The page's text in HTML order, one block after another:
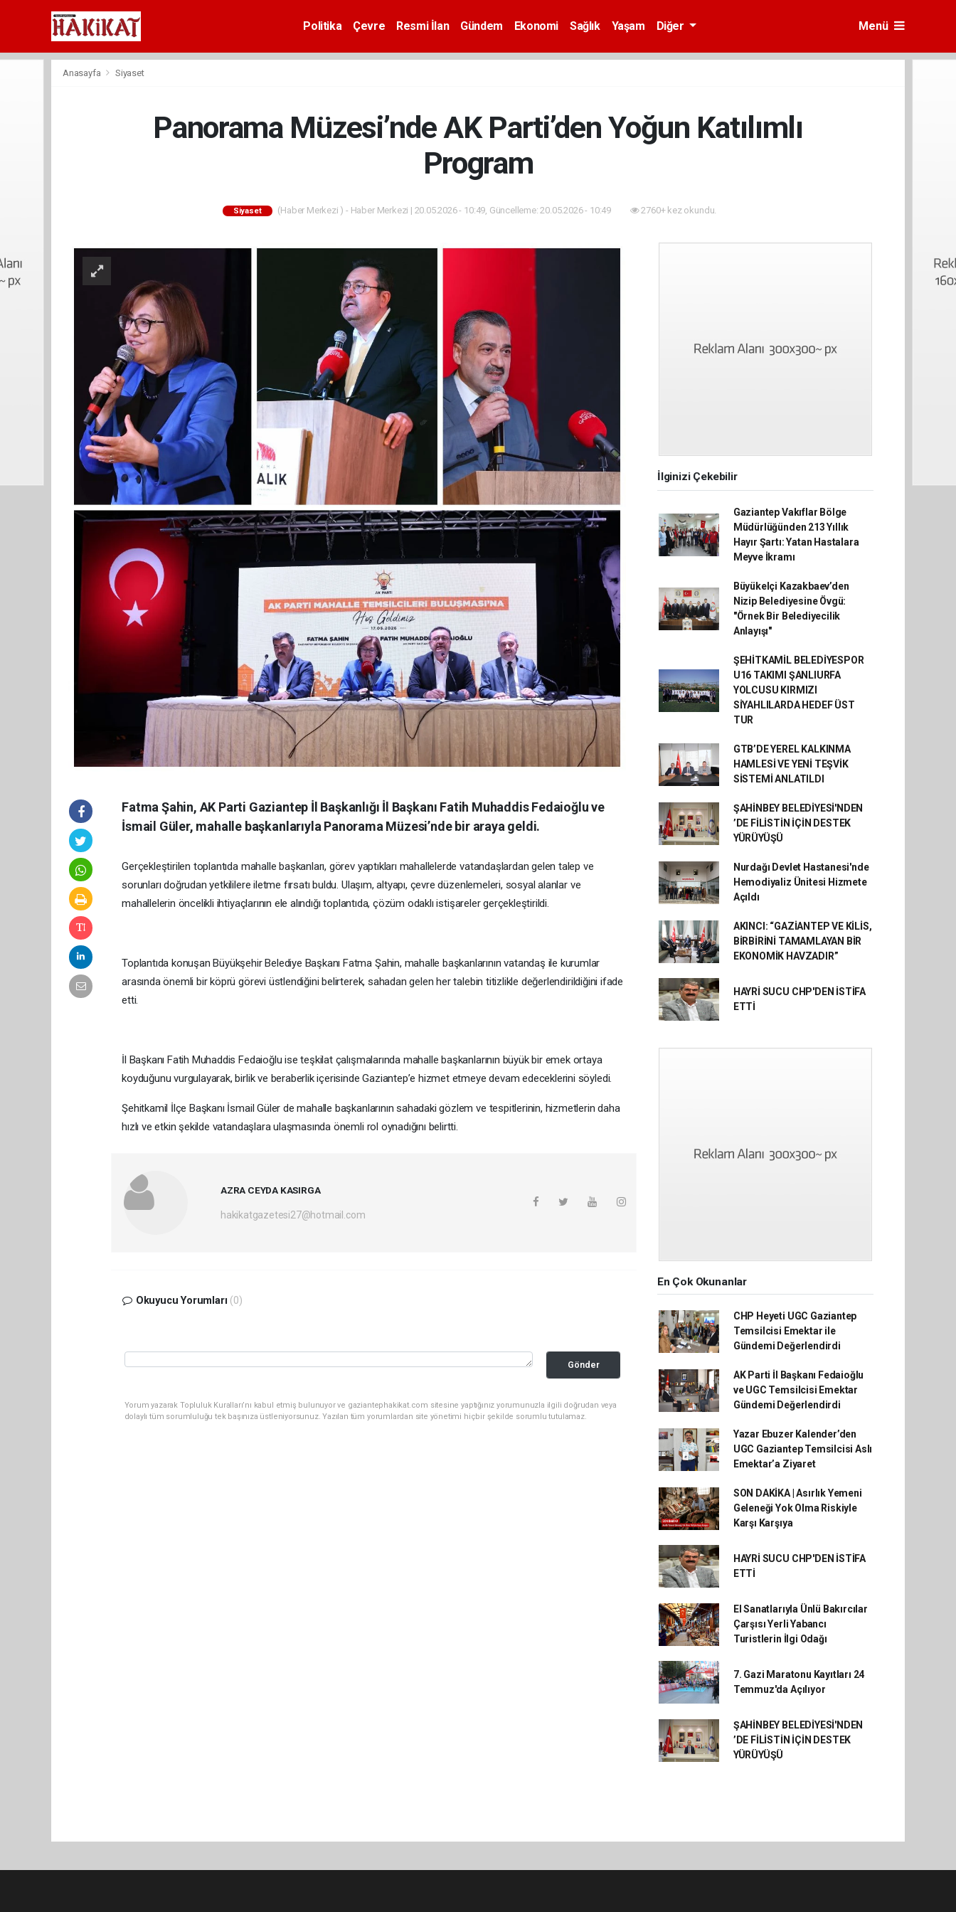
Politika Çevre Resmi İlan Gündem Ekonomi Sağlık Yaşam Diğer Menü
Anasayfa Siyaset
Panorama Müzesi’nde AK Parti’den Yoğun Katılımlı
Program
Siyaset (Haber Merkezi ) - Haber Merkezi | 20.05.2026 - 10:49, Güncelleme: 20.05.2026 - 10:49 2760+ kez okundu.
Fatma Şahin, AK Parti Gaziantep İl Başkanlığı İl Başkanı Fatih Muhaddis Fedaioğlu ve
İsmail Güler, mahalle başkanlarıyla Panorama Müzesi’nde bir araya geldi.
Gerçekleştirilen toplantıda mahalle başkanları, görev yaptıkları mahallelerde vatandaşlardan gelen talep ve
sorunları doğrudan yetkililere iletme fırsatı buldu. Ulaşım, altyapı, çevre düzenlemeleri, sosyal alanlar ve
mahallelerin öncelikli ihtiyaçlarının ele alındığı toplantıda, çözüm odaklı istişareler gerçekleştirildi.
Toplantıda konuşan Büyükşehir Belediye Başkanı Fatma Şahin, mahalle başkanlarının vatandaş ile kurumlar
arasında önemli bir köprü görevi üstlendiğini belirterek, sahadan gelen her talebin titizlikle değerlendirildiğini ifade
etti.
İl Başkanı Fatih Muhaddis Fedaioğlu ise teşkilat çalışmalarında mahalle başkanlarının büyük bir emek ortaya
koyduğunu vurgulayarak, birlik ve beraberlik içerisinde Gaziantep’e hizmet etmeye devam edeceklerini söyledi.
Şehitkamil İlçe Başkanı İsmail Güler de mahalle başkanlarının sahadaki gözlem ve tespitlerinin, hizmetlerin daha
hızlı ve etkin şekilde vatandaşlara ulaşmasında önemli rol oynadığını belirtti.
AZRA CEYDA KASIRGA
hakikatgazetesi27@hotmail.com
Okuyucu Yorumları (0)
Gönder
Yorum yazarak Topluluk Kuralları’nı kabul etmiş bulunuyor ve gaziantephakikat.com sitesine yaptığınız yorumunuzla ilgili doğrudan veya
dolaylı tüm sorumluluğu tek başınıza üstleniyorsunuz. Yazılan tüm yorumlardan site yönetimi hiçbir şekilde sorumlu tutulamaz.
İlginizi Çekebilir
Gaziantep Vakıflar Bölge
Müdürlüğünden 213 Yıllık
Hayır Şartı: Yatan Hastalara
Meyve İkramı
Büyükelçi Kazakbaev’den
Nizip Belediyesine Övgü:
"Örnek Bir Belediyecilik
Anlayışı"
ŞEHİTKAMİL BELEDİYESPOR
U16 TAKIMI ŞANLIURFA
YOLCUSU KIRMIZI
SİYAHLILARDA HEDEF ÜST
TUR
GTB’DE YEREL KALKINMA
HAMLESİ VE YENİ TEŞVİK
SİSTEMİ ANLATILDI
ŞAHİNBEY BELEDİYESİ'NDEN
’DE FİLİSTİN İÇİN DESTEK
YÜRÜYÜŞÜ
Nurdağı Devlet Hastanesi'nde
Hemodiyaliz Ünitesi Hizmete
Açıldı
AKINCI: “GAZİANTEP VE KİLİS,
BİRBİRİNİ TAMAMLAYAN BİR
EKONOMİK HAVZADIR”
HAYRİ SUCU CHP'DEN İSTİFA
ETTİ
En Çok Okunanlar
CHP Heyeti UGC Gaziantep
Temsilcisi Emektar ile
Gündemi Değerlendirdi
AK Parti İl Başkanı Fedaioğlu
ve UGC Temsilcisi Emektar
Gündemi Değerlendirdi
Yazar Ebuzer Kalender’den
UGC Gaziantep Temsilcisi Aslı
Emektar’a Ziyaret
SON DAKİKA | Asırlık Yemeni
Geleneği Yok Olma Riskiyle
Karşı Karşıya
HAYRİ SUCU CHP'DEN İSTİFA
ETTİ
El Sanatlarıyla Ünlü Bakırcılar
Çarşısı Yerli Yabancı
Turistlerin İlgi Odağı
7. Gazi Maratonu Kayıtları 24
Temmuz'da Açılıyor
ŞAHİNBEY BELEDİYESİ'NDEN
’DE FİLİSTİN İÇİN DESTEK
YÜRÜYÜŞÜ